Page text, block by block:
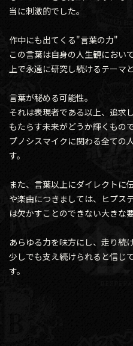
当に刺激的でした。
作中にも出てくる"言葉の力"
この言葉は自身の人生観におい
上で永遠に研究し続けるテーマ
言葉が秘める可能性。
それは表現者である以上、追求
もたらす未来がどうか輝くもの
プノシスマイクに関わる全ての
す。
また、言葉以上にダイレクトに
や楽曲につきましては、ヒプス
は欠かすことのできない大きな
あらゆる力を味方にし、走り続
少しでも支え続けられると信じ
す。